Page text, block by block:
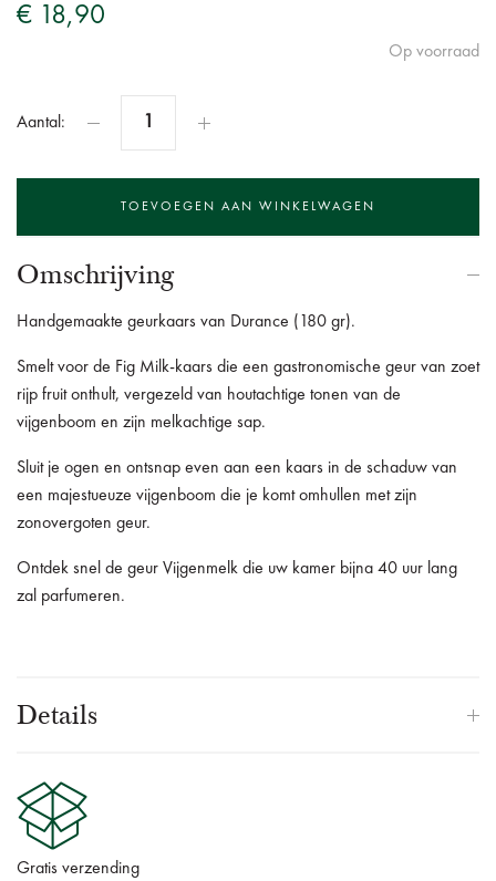
€ 18,90
Op voorraad
Aantal:
Omschrijving
Handgemaakte geurkaars van Durance (180 gr).
Smelt voor de Fig Milk-kaars die een gastronomische geur van zoet
rijp fruit onthult, vergezeld van houtachtige tonen van de
vijgenboom en zijn melkachtige sap.
Sluit je ogen en ontsnap even aan een kaars in de schaduw van
een majestueuze vijgenboom die je komt omhullen met zijn
zonovergoten geur.
Ontdek snel de geur Vijgenmelk die uw kamer bijna 40 uur lang
zal parfumeren.
Details
Gratis verzending